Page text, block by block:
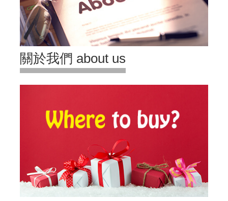
關於我們 about us